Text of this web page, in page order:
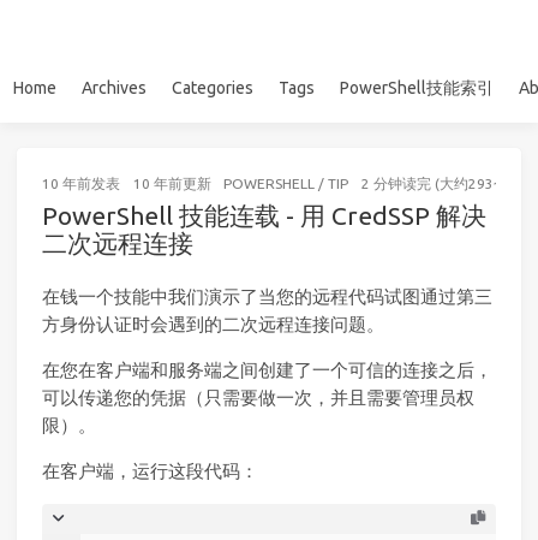
Home Archives Categories Tags PowerShell技能索引
10 年前发表 10 年前更新 POWERSHELL / TIP 2 分钟读完 (大约293个字)
PowerShell 技能连载 - 用 CredSSP 解决
二次远程连接
在钱一个技能中我们演示了当您的远程代码试图通过第三
方身份认证时会遇到的二次远程连接问题。
在您在客户端和服务端之间创建了一个可信的连接之后，
可以传递您的凭据（只需要做一次，并且需要管理员权
限）。
在客户端，运行这段代码：